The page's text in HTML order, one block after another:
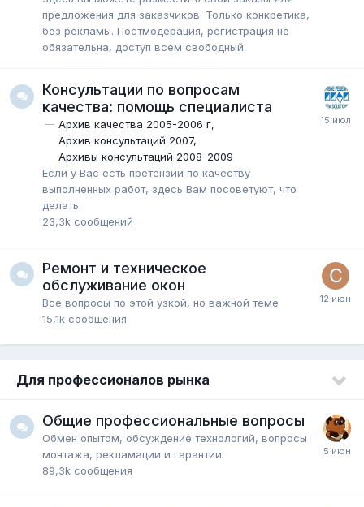
предложения для заказчиков. Только конкретика,
без рекламы. Постмодерация, регистрация не
обязательна, доступ всем свободный.
Консультации по вопросам
качества: помощь специалиста
Архив качества 2005-2006 г
Архив консультаций 2007
Архивы консультаций 2008-2009
Если у Вас есть претензии по качеству
выполненных работ, здесь Вам посоветуют, что
делать.
23,3k сообщений
Ремонт и техническое
обслуживание окон
Все вопросы по этой узкой, но важной теме
15,1k сообщения
Для профессионалов рынка
Общие профессиональные вопросы
Обмен опытом, обсуждение технологий, вопросы
монтажа, рекламации и гарантии.
89,3k сообщения